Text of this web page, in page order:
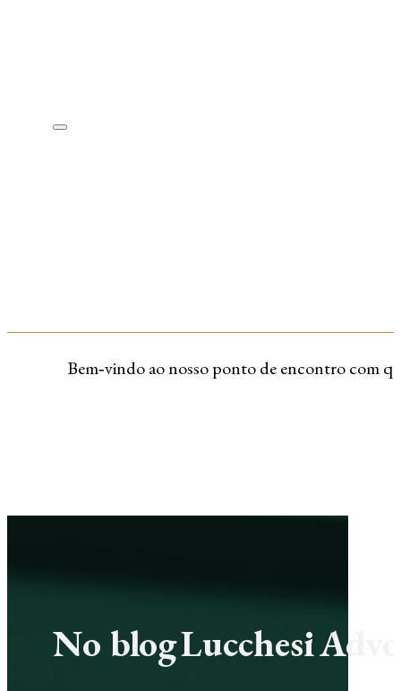
Bem‑vindo ao nosso ponto de encontro com
No blog Lucchesi